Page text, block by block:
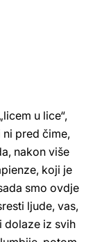
u lice“,
pred čime,
nakon više
koji je
smo ovdje
ljude, vas,
dolaze iz svih